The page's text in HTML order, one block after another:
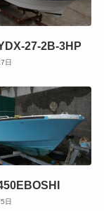
27-2B-3HP
日
日